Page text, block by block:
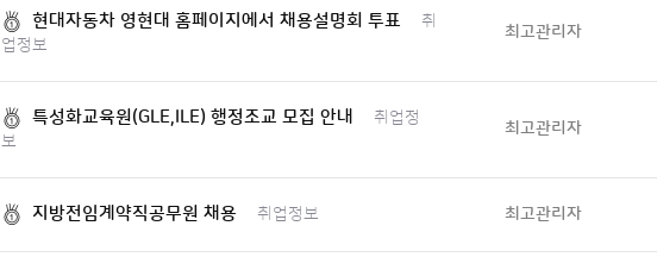
현대자동차 영현대 홈페이지에서 채용설명회 투표
취
업정보
최고관리자
특성화교육원(GLE,ILE) 행정조교 모집 안내
취업정
보
최고관리자
지방전임계약직공무원 채용 취업정보 최고관리자